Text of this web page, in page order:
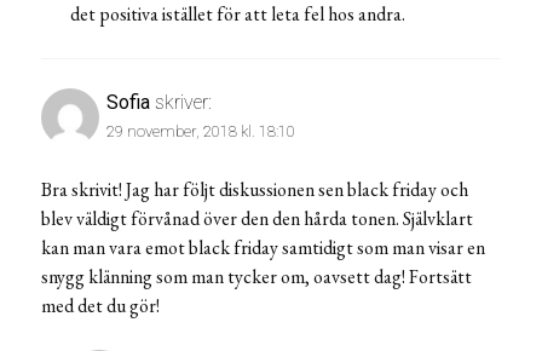
det positiva istället för att leta fel hos andra.
Sofia skriver:
29 november, 2018 kl. 18:10
Bra skrivit! Jag har följt diskussionen sen black friday och
blev väldigt förvånad över den den hårda tonen. Självklart
kan man vara emot black friday samtidigt som man visar en
snygg klänning som man tycker om, oavsett dag! Fortsätt
med det du gör!